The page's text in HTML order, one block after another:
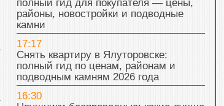
полный гид для покупателя — цены,
районы, новостройки и подводные
камни
17:17
Снять квартиру в Ялуторовске:
полный гид по ценам, районам и
подводным камням 2026 года
16:30